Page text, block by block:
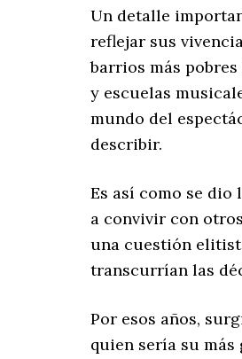
Un detalle
reflejar sus
barrios más
y escuelas
mundo del
describir.
Es así como se
a convivir con
una cuestión
transcurrían las
Por esos años,
quien sería su